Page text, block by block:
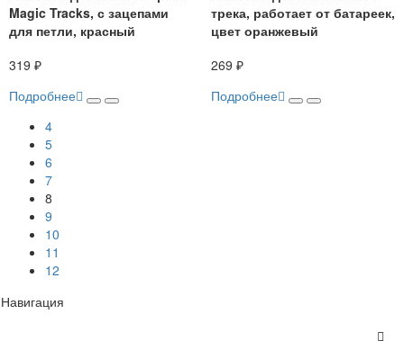
Magic Tracks, с зацепами
для петли, красный
319 ₽
Подробнее
трека, работает от батареек,
цвет оранжевый
269 ₽
Подробнее
4
5
6
7
8
9
10
11
12
Навигация